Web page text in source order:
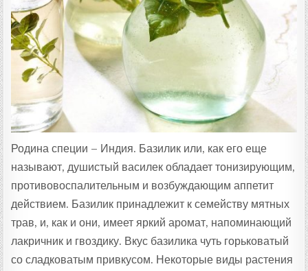
Родина специи – Индия. Базилик или, как его еще
называют, душистый василек обладает тонизирующим,
противовоспалительным и возбуждающим аппетит
действием. Базилик принадлежит к семейству мятных
трав, и, как и они, имеет яркий аромат, напоминающий
лакричник и гвоздику. Вкус базилика чуть горьковатый
со сладковатым привкусом. Некоторые виды растения